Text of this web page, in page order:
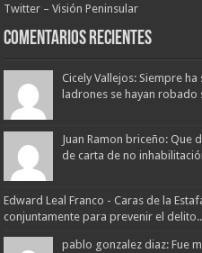
Twitter – Visión Peninsular
Comentarios Recientes
Cicely Vallejos: Siempre
ladrones se hayan robado
Juan Ramon briceño: Que
de carta de no
Edward Leal Franco - Caras de la
conjuntamente para prevenir el
pablo gonzalez diaz: Fue